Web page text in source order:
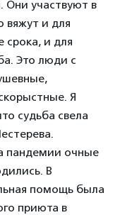
Они участвуют в
вяжут и для
и для
Это люди с
Я
судьба свела
пандемии очные
В
помощь была
приюта в